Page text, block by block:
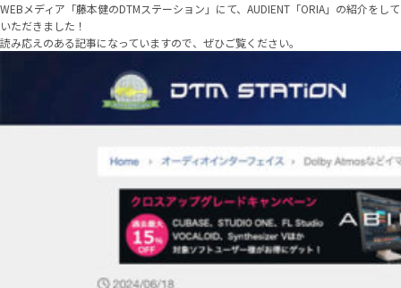
WEBメディア「藤本健のDTMステーション 」にて、AUDIENT「ORIA」の紹介をして
いただきました！
読み応えのある記事になっていますので、ぜひご覧ください。